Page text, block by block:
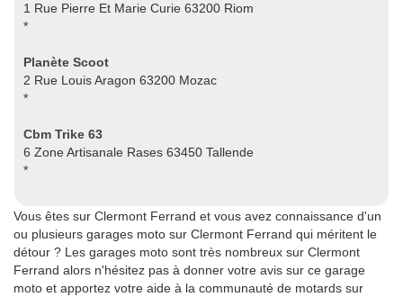
1 Rue Pierre Et Marie Curie 63200 Riom
*
Planète Scoot
2 Rue Louis Aragon 63200 Mozac
*
Cbm Trike 63
6 Zone Artisanale Rases 63450 Tallende
*
Vous êtes sur Clermont Ferrand et vous avez connaissance d'un
ou plusieurs garages moto sur Clermont Ferrand qui méritent le
détour ? Les garages moto sont très nombreux sur Clermont
Ferrand alors n'hésitez pas à donner votre avis sur ce garage
moto et apportez votre aide à la communauté de motards sur